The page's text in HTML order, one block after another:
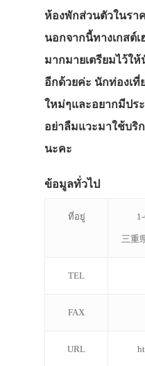
ห้องพักส่วนตัวในร
นอกจากนี้ทางเกสต์
มากมายเตรียมไว้ใ
อีกด้วยค่ะ นักท่องเ
ใหม่ๆและอยากมีปร
อย่าลืมแวะมาใช้บริ
นะคะ
ข้อมูลทั่วไป
ที่อยู่
三重
TEL
FAX
URL